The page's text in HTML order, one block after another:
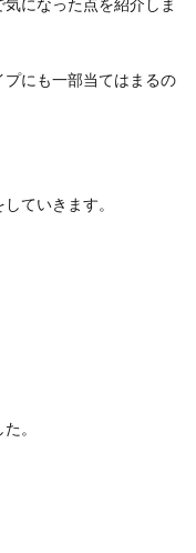
にも一部当てはまるの
ていきます。
。